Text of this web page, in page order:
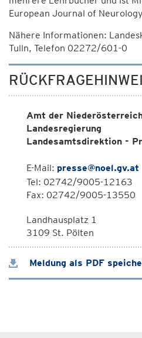
European Journal of
Nähere Informationen:
Tulln, Telefon 02272/601-0
Amt der
Landesregierung
Landesamtsdirektion -
E-Mail: presse@noel.gv.at
Tel: 02742/9005-12163
Fax: 02742/9005-13550
Landhausplatz 1
3109 St. Pölten
Meldung als PDF